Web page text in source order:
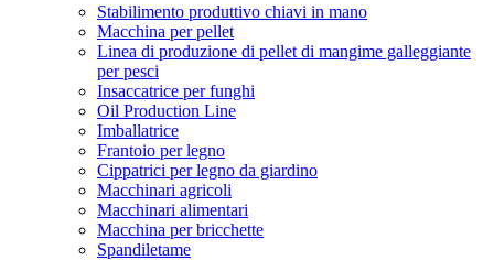
Stabilimento produttivo chiavi in ​​mano
Macchina per pellet
Linea di produzione di pellet di mangime galleggiante
per pesci
Insaccatrice per funghi
Oil Production Line
Imballatrice
Frantoio per legno
Cippatrici per legno da giardino
Macchinari agricoli
Macchinari alimentari
Macchina per bricchette
Spandiletame